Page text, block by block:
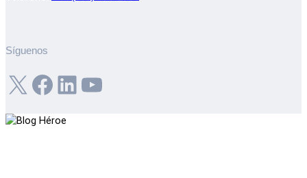
Síguenos
X Facebook LinkedIn YouTube